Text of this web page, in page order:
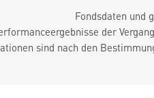
Fondsdaten und
der
sind nach den